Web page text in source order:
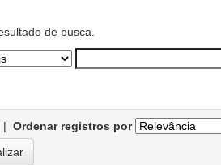
de busca.
| Ordenar registros por